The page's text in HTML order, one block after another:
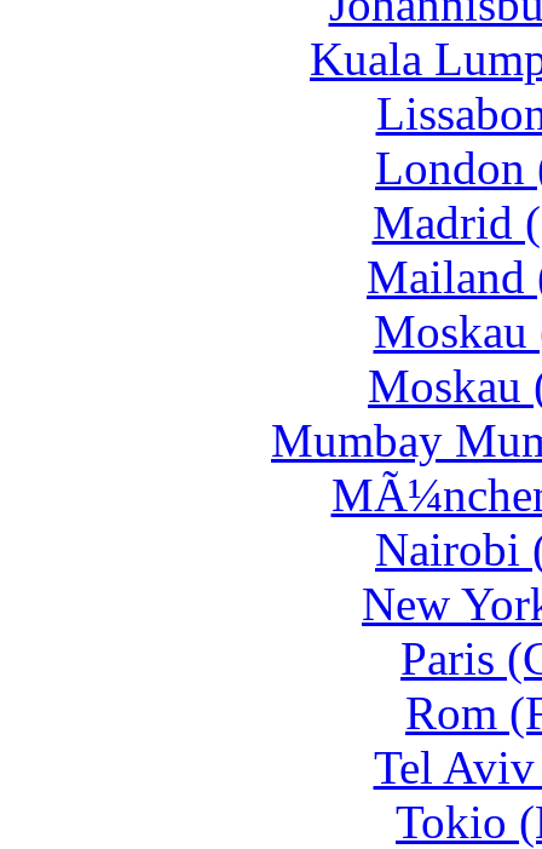
Kuala
London
Madrid
Mailand
Moskau
Mumbay
Nairobi
New
Paris
Rom
Tel
Tokio